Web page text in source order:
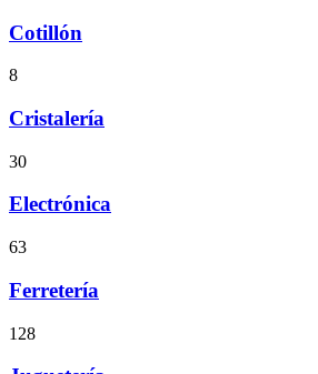
Cotillón
8
Cristalería
30
Electrónica
63
Ferretería
128